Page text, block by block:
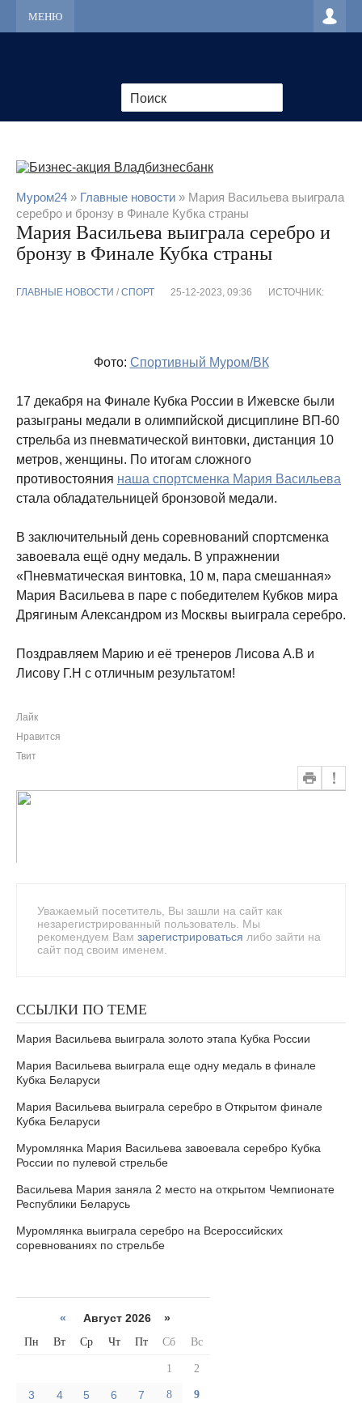
МЕНЮ
Муром24 » Главные новости » Мария Васильева выиграла
серебро и бронзу в Финале Кубка страны
Мария Васильева выиграла серебро и
бронзу в Финале Кубка страны
ГЛАВНЫЕ НОВОСТИ / CПОРТ 25-12-2023, 09:36 ИСТОЧНИК:
Фото: Спортивный Муром/ВК
17 декабря на Финале Кубка России в Ижевске были
разыграны медали в олимпийской дисциплине ВП-60
стрельба из пневматической винтовки, дистанция 10
метров, женщины. По итогам сложного
противостояния наша спортсменка Мария Васильева
стала обладательницей бронзовой медали.
В заключительный день соревнований спортсменка
завоевала ещё одну медаль. В упражнении
«Пневматическая винтовка, 10 м, пара смешанная»​
Мария Васильева в паре с победителем Кубков мира
Дрягиным Александром из Москвы выиграла серебро.
Поздравляем Марию и её тренеров Лисова А.В и
Лисову Г.Н с отличным​ результатом!
Лайк
Нравится
Твит
Уважаемый посетитель, Вы зашли на сайт как
незарегистрированный пользователь. Мы
рекомендуем Вам зарегистрироваться либо зайти на
сайт под своим именем.
ССЫЛКИ ПО ТЕМЕ
Мария Васильева выиграла золото этапа Кубка России
Мария Васильева выиграла еще одну медаль в финале
Кубка Беларуси
Мария Васильева выиграла серебро в Открытом финале
Кубка Беларуси
Муромлянка Мария Васильева завоевала серебро Кубка
России по пулевой стрельбе
Васильева Мария заняла 2 место на открытом Чемпионате
Республики Беларусь
Муромлянка выиграла серебро на Всероссийских
соревнованиях по стрельбе
« Август 2026 »
Пн Вт Ср Чт Пт Сб Вс
1 2
3 4 5 6 7 8 9